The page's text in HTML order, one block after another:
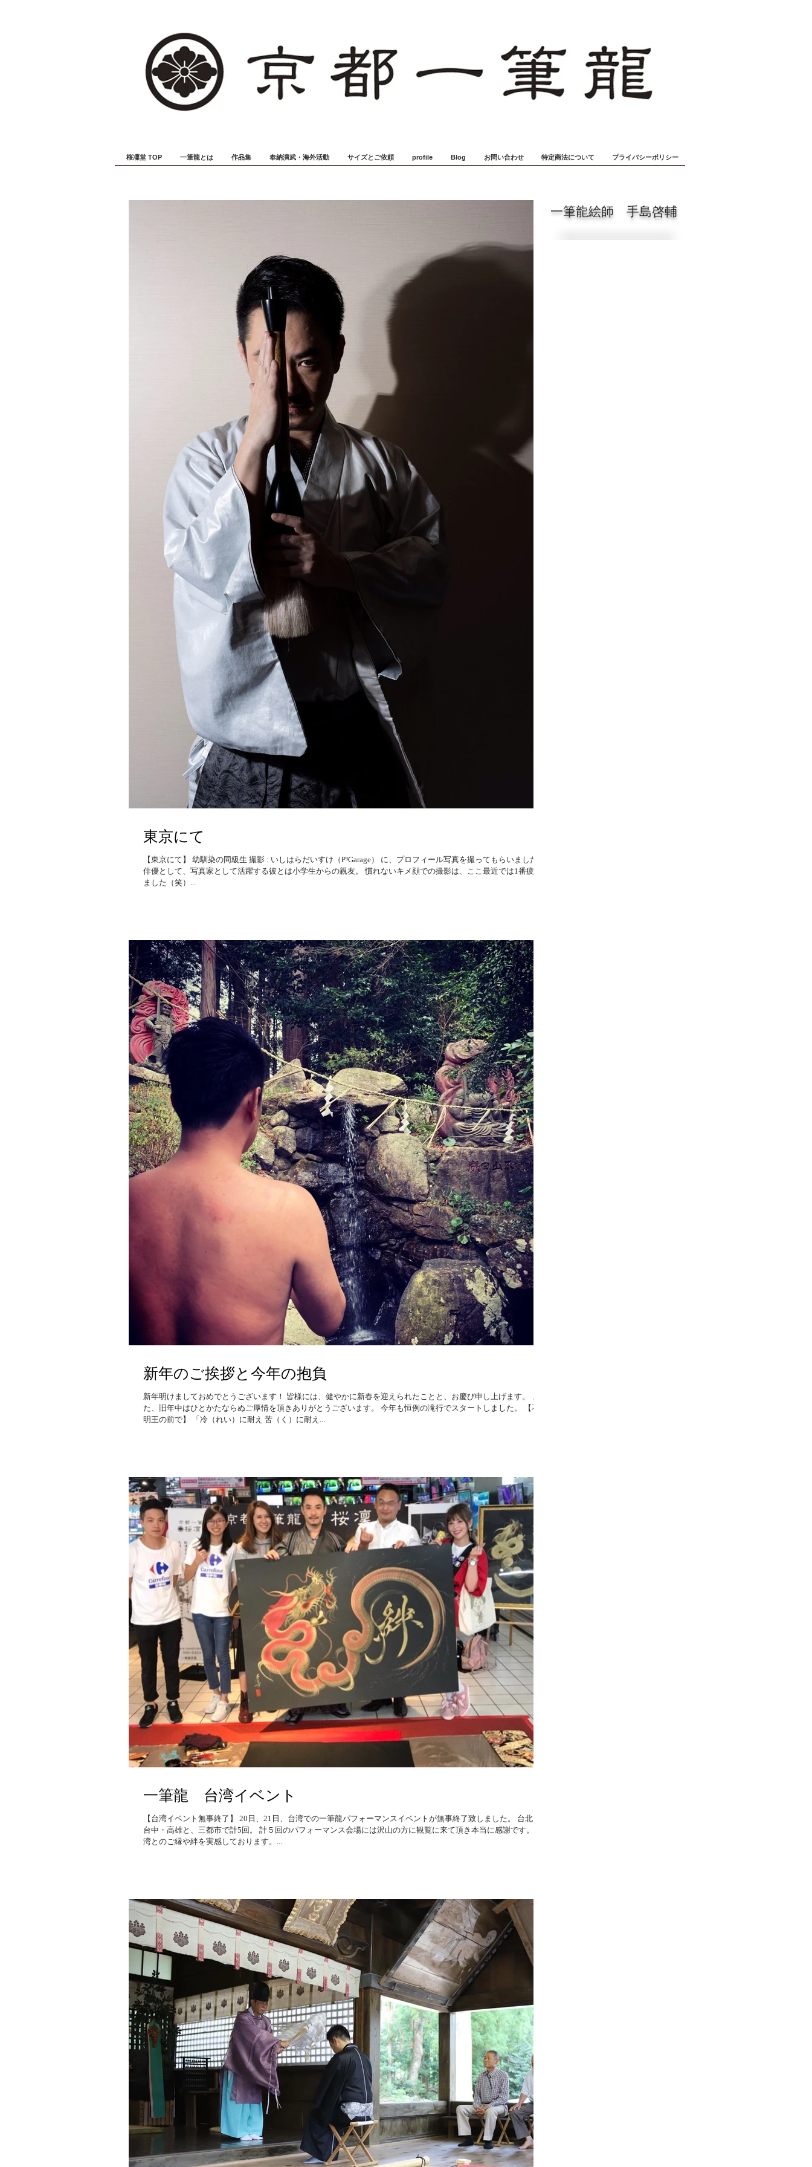
桜凜堂 TOP 一筆龍とは 作品集 奉納演武・海外活動 サイズとご依頼 profile Blog お問い合わせ 特定商法について プライバシーポリシー
東京にて
【東京にて】 幼馴染の同級生 撮影 : いしはらだいすけ（P³Garage） に、プロフィール写真を撮ってもらいました。
俳優として、写真家として活躍する彼とは小学生からの親友。 慣れないキメ顔での撮影は、ここ最近では1番疲れ
ました（笑）...
新年のご挨拶と今年の抱負
新年明けましておめでとうございます！ 皆様には、健やかに新春を迎えられたことと、お慶び申し上げます。 ま
た、旧年中はひとかたならぬご厚情を頂きありがとうございます。 今年も恒例の滝行でスタートしました。 【不動
明王の前で】 「冷（れい）に耐え 苦（く）に耐え...
一筆龍 台湾イベント
【台湾イベント無事終了】 20日、21日、台湾での一筆龍パフォーマンスイベントが無事終了致しました。 台北・
台中・高雄と、三都市で計5回。 計５回のパフォーマンス会場には沢山の方に観覧に来て頂き本当に感謝です。 台
湾とのご縁や絆を実感しております。...
一筆龍絵師 手島啓輔